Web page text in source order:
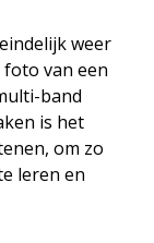
weer
foto van een
band
is het
om zo
leren en